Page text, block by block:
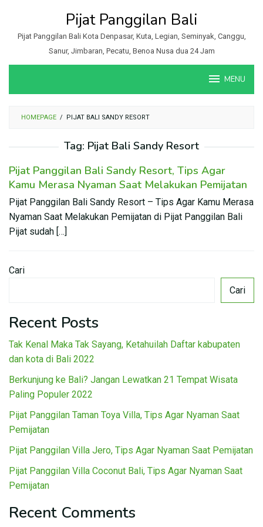
konten
Pijat Panggilan Bali
Pijat Panggilan Bali Kota Denpasar, Kuta, Legian, Seminyak, Canggu,
Sanur, Jimbaran, Pecatu, Benoa Nusa dua 24 Jam
MENU
HOMEPAGE / PIJAT BALI SANDY RESORT
Tag: Pijat Bali Sandy Resort
Pijat Panggilan Bali Sandy Resort, Tips Agar
Kamu Merasa Nyaman Saat Melakukan Pemijatan
Pijat Panggilan Bali Sandy Resort – Tips Agar Kamu Merasa
Nyaman Saat Melakukan Pemijatan di Pijat Panggilan Bali
Pijat sudah […]
Cari
Cari
Recent Posts
Tak Kenal Maka Tak Sayang, Ketahuilah Daftar kabupaten
dan kota di Bali 2022
Berkunjung ke Bali? Jangan Lewatkan 21 Tempat Wisata
Paling Populer 2022
Pijat Panggilan Taman Toya Villa, Tips Agar Nyaman Saat
Pemijatan
Pijat Panggilan Villa Jero, Tips Agar Nyaman Saat Pemijatan
Pijat Panggilan Villa Coconut Bali, Tips Agar Nyaman Saat
Pemijatan
Recent Comments